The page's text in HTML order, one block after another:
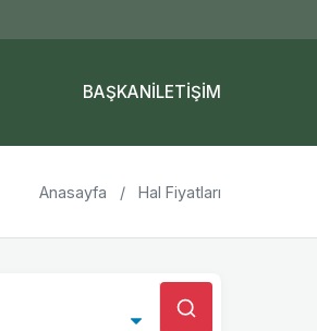
BAŞKANİLETIŞIM
Anasayfa / Hal Fiyatları